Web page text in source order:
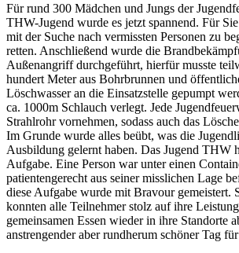
Für rund 300 Mädchen und Jungs der
THW-Jugend wurde es jetzt spannend. Für
mit der Suche nach vermissten Personen zu
retten. Anschließend wurde die
Außenangriff durchgeführt, hierfür musste
hundert Meter aus Bohrbrunnen und
Löschwasser an die Einsatzstelle gepumpt
ca. 1000m Schlauch verlegt. Jede
Strahlrohr vornehmen, sodass auch das
Im Grunde wurde alles beübt, was die
Ausbildung gelernt haben. Das Jugend THW
Aufgabe. Eine Person war unter einen
patientengerecht aus seiner misslichen Lage
diese Aufgabe wurde mit Bravour gemeistert.
konnten alle Teilnehmer stolz auf ihre
gemeinsamen Essen wieder in ihre Standorte
anstrengender aber rundherum schöner Tag